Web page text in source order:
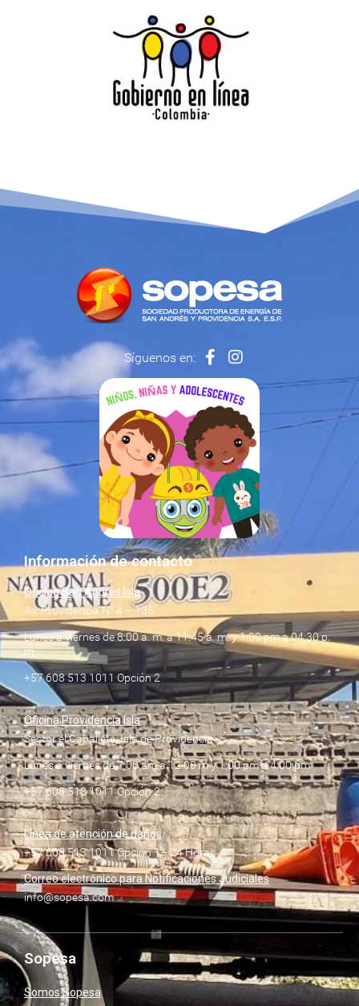
Síguenos en:
Información de contacto
Oficina San Andrés Isla
Av. Providencia N° 4 – 135
Lunes a viernes de 8:00 a. m. a 11:45 a. m. y 1:00 pm a 04:30 p.
m.
+57 608 513 1011 Opción 2
Oficina Providencia Isla
Sector el Caballete, Isla de Providencia
Lunes a viernes de 7:00 am a 12:00 m y 1:00 pm a 4:00 pm
+57 608 513 1011 Opción 2
Línea de atención de daños
+57 608 513 1011 Opción 1– 24 Horas
Correo electrónico para Notificaciones Judiciales
info@sopesa.com
Sopesa
Somos Sopesa